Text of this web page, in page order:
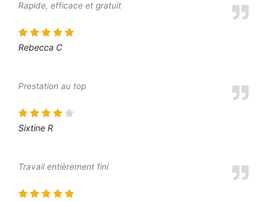
Rapide, efficace et gratuit
Rebecca C
Prestation au top
Sixtine R
Travail entièrement fini